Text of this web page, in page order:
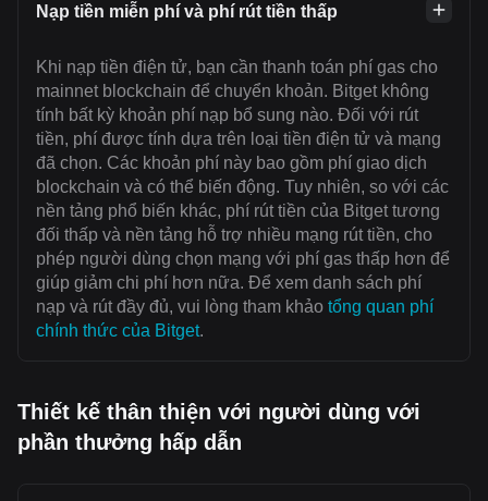
Nạp tiền miễn phí và phí rút tiền thấp
Khi nạp tiền điện tử, bạn cần thanh toán ‌phí gas cho
mainnet blockchain để chuyển khoản. Bitget không
tính bất kỳ khoản phí nạp bổ sung nào. Đối với rút
tiền, phí được tính dựa trên loại tiền điện tử và mạng
đã chọn. Các khoản phí này bao gồm phí giao dịch
blockchain và có thể biến động. Tuy nhiên, so với các
nền tảng phổ biến khác, phí rút tiền của Bitget tương
đối thấp và nền tảng hỗ trợ nhiều mạng rút tiền, cho
phép người dùng chọn mạng với ‌phí gas thấp hơn để
giúp giảm chi phí hơn nữa. Để xem danh sách phí
nạp và rút đầy đủ, vui lòng tham khảo tổng quan phí
chính thức của Bitget.
Thiết kế thân thiện với người dùng với
phần thưởng hấp dẫn